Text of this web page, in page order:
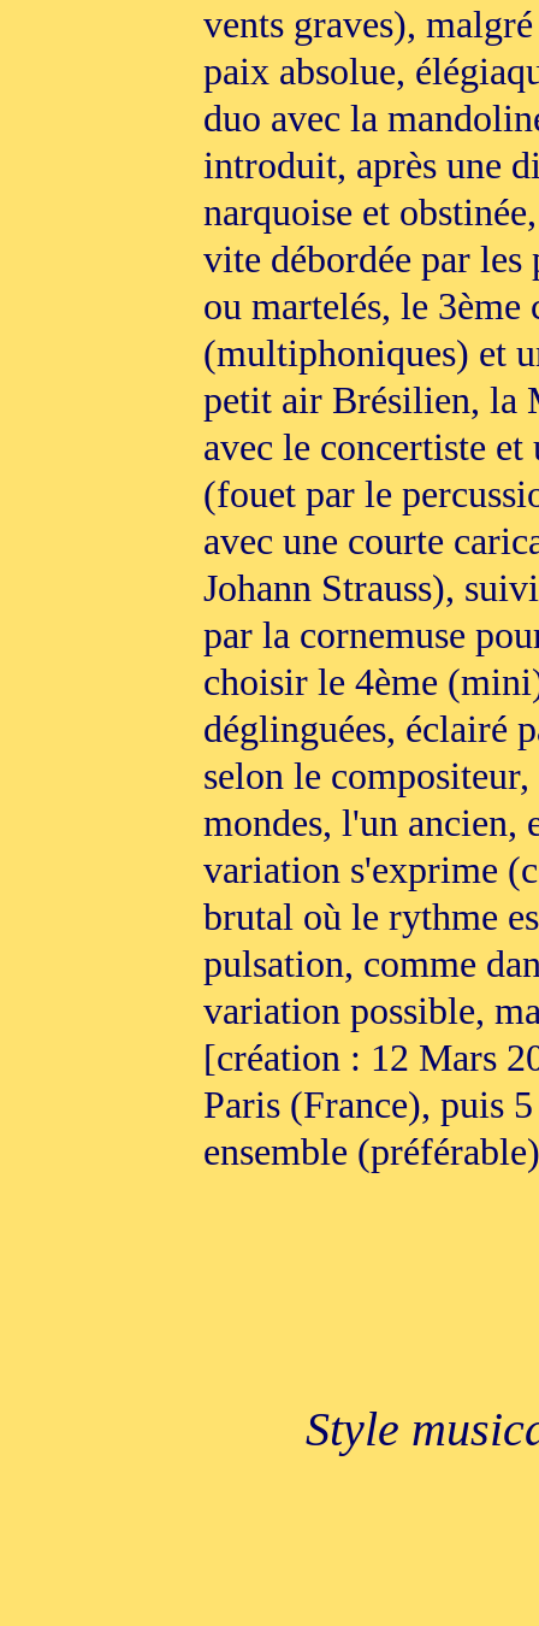
vents graves),
paix absolue,
duo avec la
introduit, après une
narquoise et
vite débordée par les
ou martelés, le 3ème
(multiphoniques) et
petit air Brésilien, la
avec le concertiste
(fouet par le
avec une courte
Johann Strauss),
par la cornemuse
choisir le 4ème
déglinguées, éclairé
selon le
mondes, l'un ancien,
variation s'exprime
brutal où le rythme
pulsation, comme
variation possible,
[création : 12 Mars
Paris (France), puis
ensemble
Style